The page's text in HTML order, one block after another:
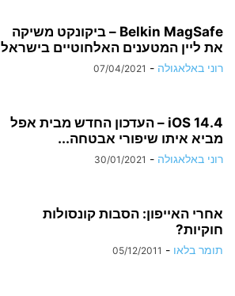
Belkin MagSafe – ביקונקט משיקה
את ליין המטענים האלחוטיים בישראל
רוני באלאגולה -
07/04/2021
iOS 14.4 – העדכון החדש מבית אפל
מביא איתו שיפורי אבטחה...
רוני באלאגולה -
30/01/2021
אחרי האייפון: הסבות קונסולות
חוקיות?
תומר בלאו -
05/12/2011